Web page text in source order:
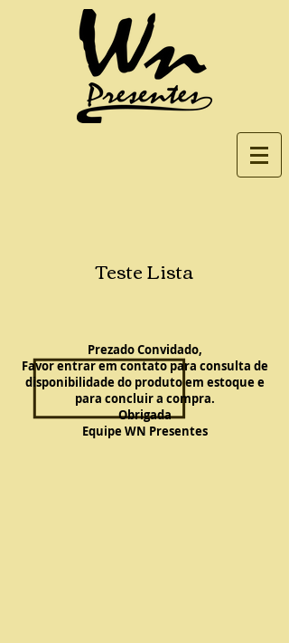
Teste Lista
Prezado Convidado,
Favor entrar em contato para consulta de
disponibilidade do produto em estoque e
para concluir a compra.
Obrigada
Equipe WN Presentes